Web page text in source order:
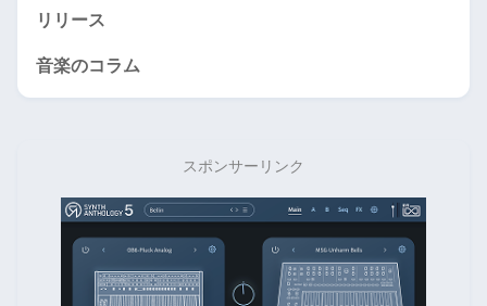
リリース
音楽のコラム
スポンサーリンク